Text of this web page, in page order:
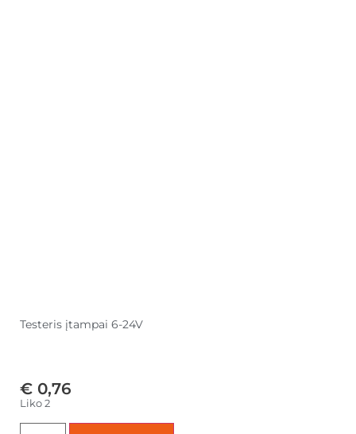
Testeris įtampai 6-24V
€ 0,76
Liko 2